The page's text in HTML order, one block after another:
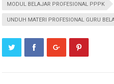
MODUL BELAJAR PROFESIONAL PPPK
UNDUH MATERI PROFESIONAL GURU